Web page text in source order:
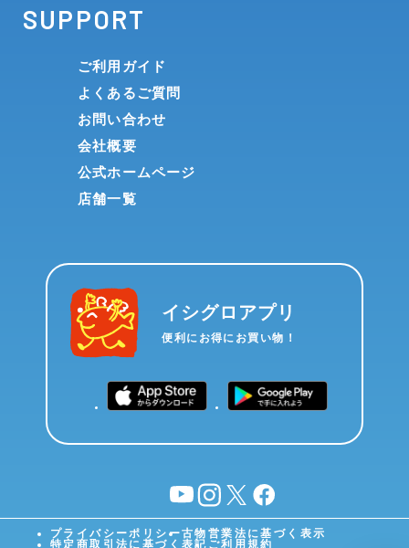
SUPPORT
ご利用ガイド
よくあるご質問
お問い合わせ
会社概要
公式ホームページ
店舗一覧
イシグロアプリ
便利にお得にお買い物！
YouTubeinstagram
X facebook
プライバシーポリシー古物営業法に基づく表示
特定商取引法に基づく表記 ご利用規約